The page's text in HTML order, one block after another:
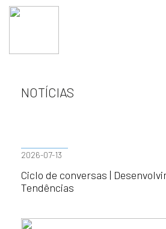
NOTÍCIAS
2026-07-13
Ciclo de conversas |
Tendências